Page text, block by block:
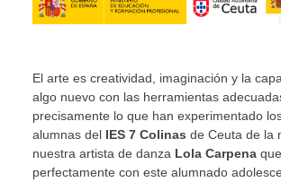
El arte es creatividad, imaginación y la
algo nuevo con las herramientas
precisamente lo que han experimentado
alumnas del IES 7 Colinas de Ceuta de la
nuestra artista de danza Lola Carpena
perfectamente con este alumnado